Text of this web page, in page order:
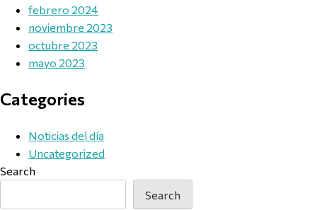
febrero 2024
noviembre 2023
octubre 2023
mayo 2023
Categories
Noticias del día
Uncategorized
Search
Search